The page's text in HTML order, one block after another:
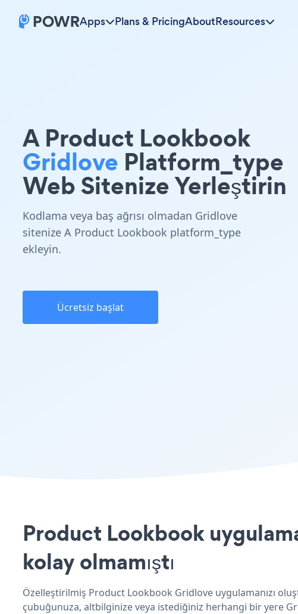
Apps Plans & PricingAboutResources
A Product Lookbook
Gridlove Platform_type
Web Sitenize Yerleştirin
Kodlama veya baş ağrısı olmadan Gridlove
sitenize A Product Lookbook platform_type
ekleyin.
Ücretsiz başlat
Product Lookbook
kolay olmamıştı
Özelleştirilmiş Product Lookbook Gridlove uygulamanızı
çubuğunuza, altbilginize veya istediğiniz herhangi bir yere